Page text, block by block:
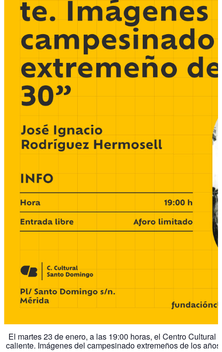
El martes 23 de enero, a las 19:00 horas, el Centro
caliente. Imágenes del campesinado extremeños de los